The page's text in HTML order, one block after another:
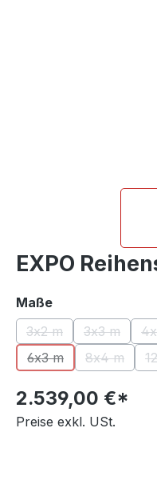
EXPO
Maßeauswählen
3x2 m
(Diese Option ist
3x3 m
(Diese
6x3 m
(Diese Option ist
8x4 m
(Diese
2.539,00 €*
Preise exkl. USt.